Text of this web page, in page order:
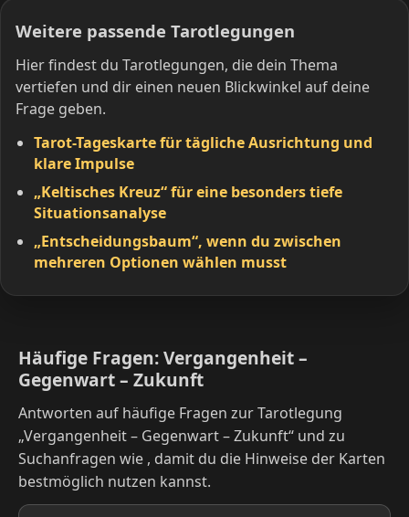
Weitere passende Tarotlegungen
Hier findest du Tarotlegungen, die dein Thema
vertiefen und dir einen neuen Blickwinkel auf deine
Frage geben.
Tarot-Tageskarte für tägliche Ausrichtung und
klare Impulse
„Keltisches Kreuz“ für eine besonders tiefe
Situationsanalyse
„Entscheidungsbaum“, wenn du zwischen
mehreren Optionen wählen musst
Häufige Fragen: Vergangenheit –
Gegenwart – Zukunft
Antworten auf häufige Fragen zur Tarotlegung
„Vergangenheit – Gegenwart – Zukunft“ und zu
Suchanfragen wie , damit du die Hinweise der Karten
bestmöglich nutzen kannst.